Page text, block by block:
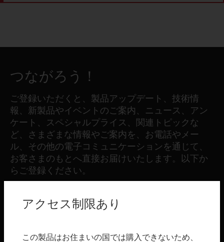
つながろう！
ご登録いただくと、製品アップデート、技術情
報、新製品やイベントのご案内、ニュース、アン
ケート、スペシャルプライス、関連トピックな
ど、さまざまな情報やご案内を、お電話やメー
ル、その他の電子コミュニケーションを通じて、
お客さまのもとへ直接お届けいたします。以下か
らご登録ください。
登録する
製品
アクセス制限あり
この製品はお住まいの国では購入できないため、